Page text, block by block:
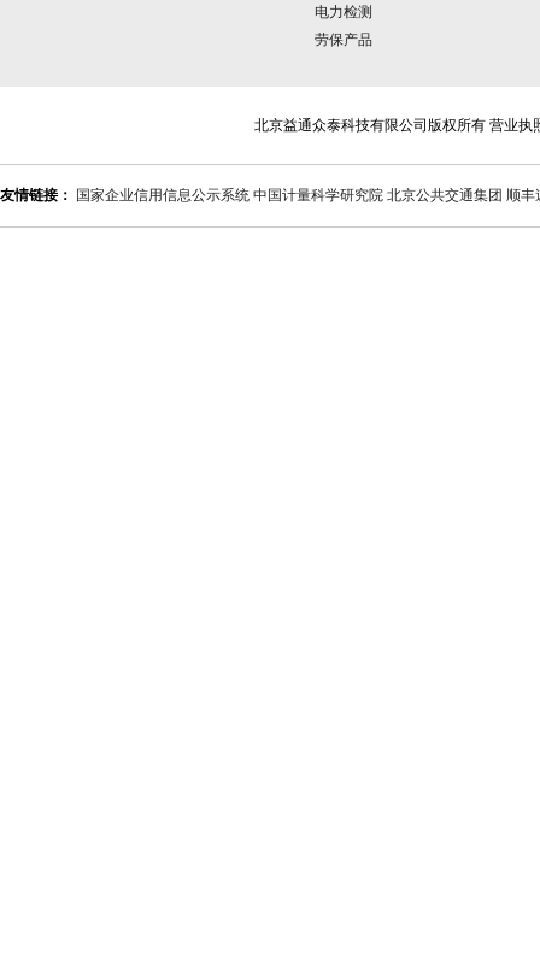
电力检测
劳保产品
北京益通众泰科技有限公司版权所有 营业执
友情链接： 国家企业信用信息公示系统 中国计量科学研究院 北京公共交通集团 顺丰